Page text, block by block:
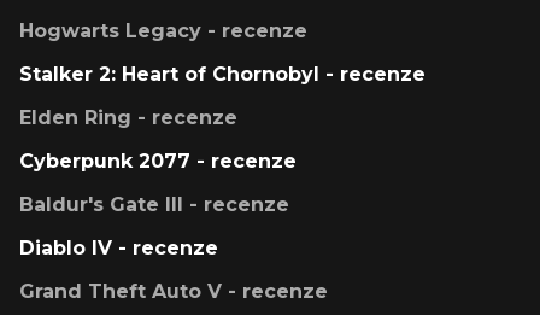
Hogwarts Legacy - recenze
Stalker 2: Heart of Chornobyl - recenze
Elden Ring - recenze
Cyberpunk 2077 - recenze
Baldur's Gate III - recenze
Diablo IV - recenze
Grand Theft Auto V - recenze